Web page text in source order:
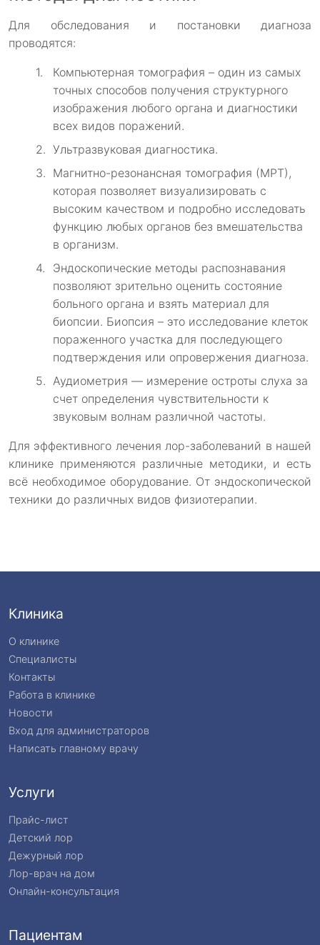
Для обследования и постановки диагноза
проводятся:
Компьютерная томография – один из самых
точных способов получения структурного
изображения любого органа и диагностики
всех видов поражений.
Ультразвуковая диагностика.
Магнитно-резонансная томография (МРТ),
которая позволяет визуализировать с
высоким качеством и подробно исследовать
функцию любых органов без вмешательства
в организм.
Эндоскопические методы распознавания
позволяют зрительно оценить состояние
больного органа и взять материал для
биопсии. Биопсия – это исследование клеток
пораженного участка для последующего
подтверждения или опровержения диагноза.
Аудиометрия — измерение остроты слуха за
счет определения чувствительности к
звуковым волнам различной частоты.
Для эффективного лечения лор-заболеваний в нашей
клинике применяются различные методики, и есть
всё необходимое оборудование. От эндоскопической
техники до различных видов физиотерапии.
Клиника
О клинике
Специалисты
Контакты
Работа в клинике
Новости
Вход для администраторов
Написать главному врачу
Услуги
Прайс-лист
Детский лор
Дежурный лор
Лор-врач на дом
Онлайн-консультация
Пациентам